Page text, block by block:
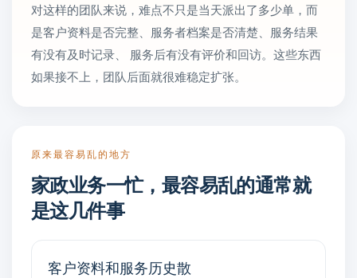
对这样的团队来说，难点不只是当天派出了多少单，而
是客户资料是否完整、服务者档案是否清楚、服务结果
有没有及时记录、 服务后有没有评价和回访。这些东西
如果接不上，团队后面就很难稳定扩张。
原来最容易乱的地方
家政业务一忙，最容易乱的通常就
是这几件事
客户资料和服务历史散